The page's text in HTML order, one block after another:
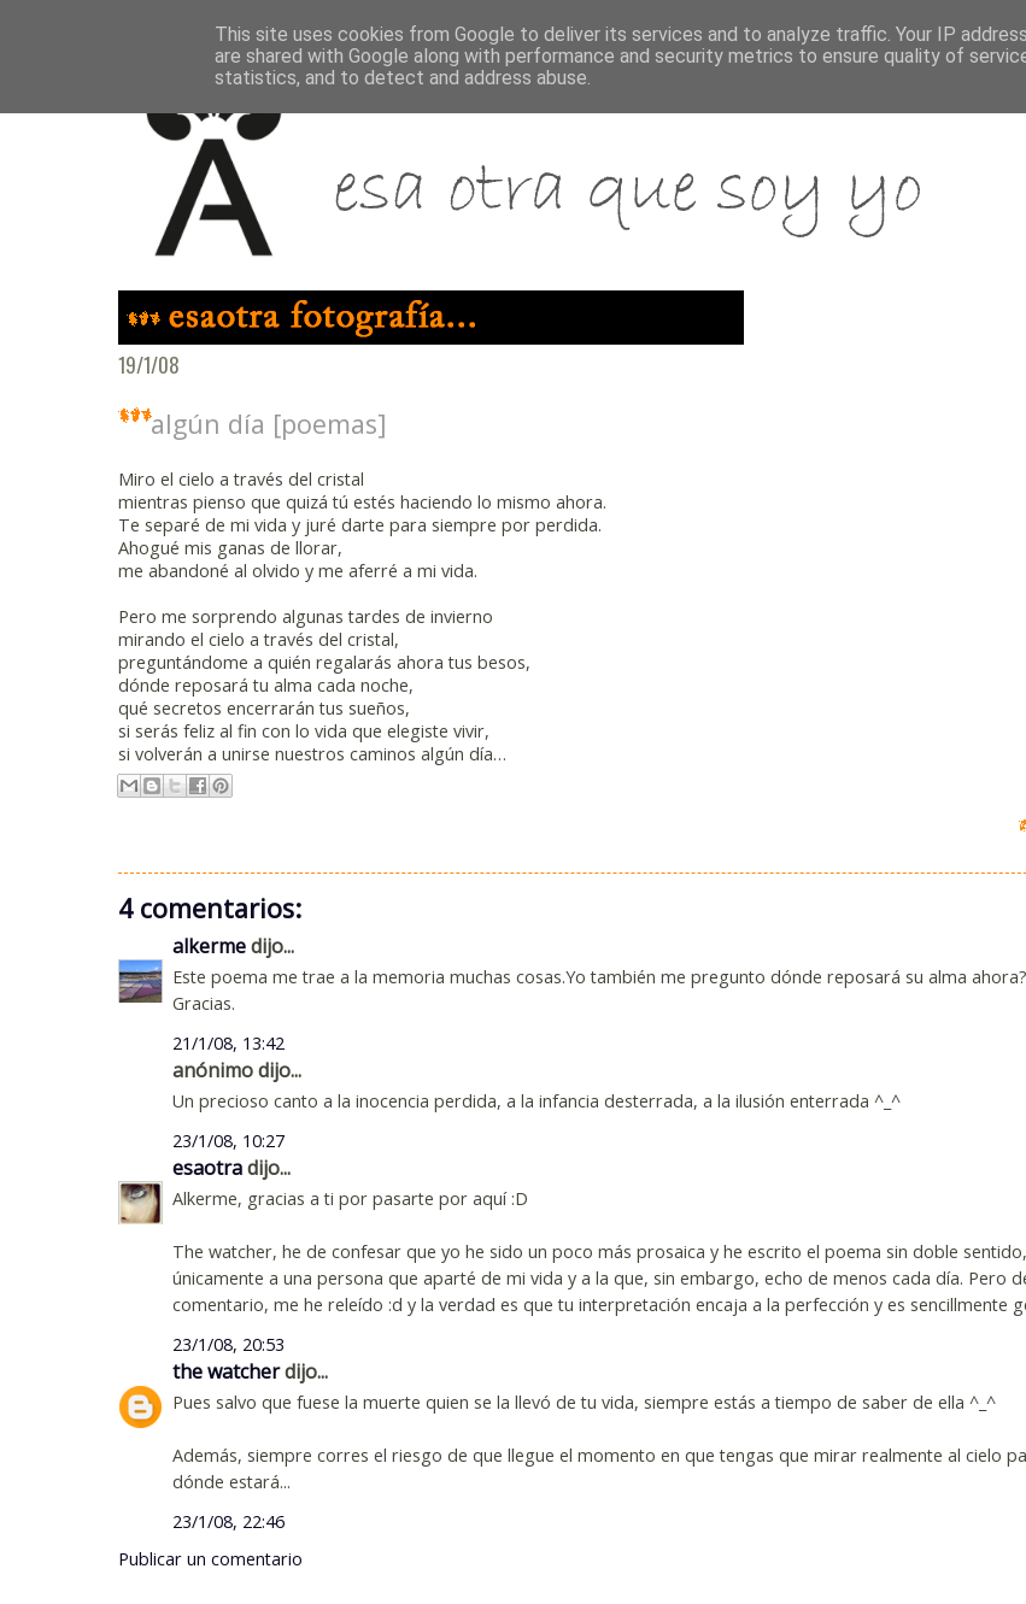
19/1/08
algún día [poemas]
Miro el cielo a través del cristal
mientras pienso que quizá tú estés haciendo lo mismo ahora.
Te separé de mi vida y juré darte para siempre por perdida.
Ahogué mis ganas de llorar,
me abandoné al olvido y me aferré a mi vida.
Pero me sorprendo algunas tardes de invierno
mirando el cielo a través del cristal,
preguntándome a quién regalarás ahora tus besos,
dónde reposará tu alma cada noche,
qué secretos encerrarán tus sueños,
si serás feliz al fin con lo vida que elegiste vivir,
si volverán a unirse nuestros caminos algún día…
4 comentarios:
alkermedijo...
Este poema me trae a la memoria muchas cosas.Yo también me pregunto dónde reposará su alma
Gracias.
21/1/08, 13:42
anónimo dijo...
Un precioso canto a la inocencia perdida, a la infancia desterrada, a la ilusión enterrada ^_^
23/1/08, 10:27
esaotradijo...
Alkerme, gracias a ti por pasarte por aquí :D
The watcher, he de confesar que yo he sido un poco más prosaica y he escrito el poema sin doble
únicamente a una persona que aparté de mi vida y a la que, sin embargo, echo de menos cada día. Pero
comentario, me he releído :d y la verdad es que tu interpretación encaja a la perfección y es sencillmente
23/1/08, 20:53
the watcherdijo...
Pues salvo que fuese la muerte quien se la llevó de tu vida, siempre estás a tiempo de saber de ella ^_^
Además, siempre corres el riesgo de que llegue el momento en que tengas que mirar realmente al cielo
dónde estará...
23/1/08, 22:46
Publicar un comentario
This site uses cookies from Google to deliver its services and to analyze traffic. Your IP
are shared with Google along with performance and security metrics to ensure quality of
statistics, and to detect and address abuse.